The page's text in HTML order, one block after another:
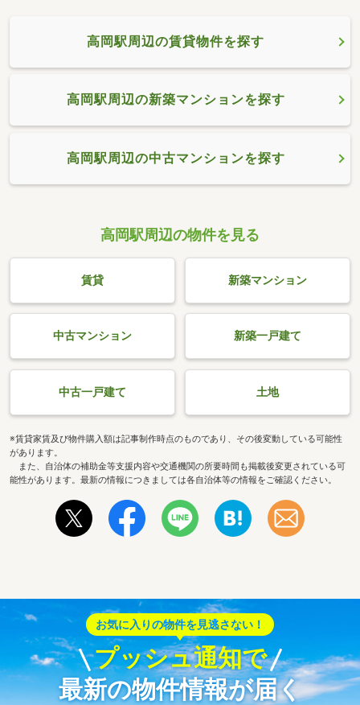
高岡駅周辺の賃貸物件を探す
高岡駅周辺の新築マンションを探す
高岡駅周辺の中古マンションを探す
高岡駅周辺の物件を見る
賃貸 新築マンション
中古マンション 新築一戸建て
中古一戸建て 土地
※賃貸家賃及び物件購入額は記事制作時点のものであり、その後変動している可能性
があります。
また、自治体の補助金等支援内容や交通機関の所要時間も掲載後変更されている可
能性があります。最新の情報につきましては各自治体等の情報をご確認ください。
お気に入りの物件を見逃さない！
プッシュ通知で
最新の物件情報が届く